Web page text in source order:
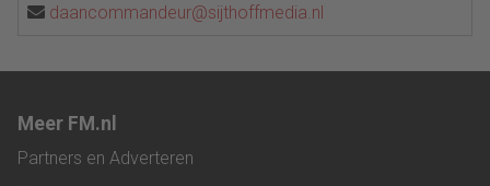
daancommandeur@sijthoffmedia.nl
Meer FM.nl
Partners en Adverteren